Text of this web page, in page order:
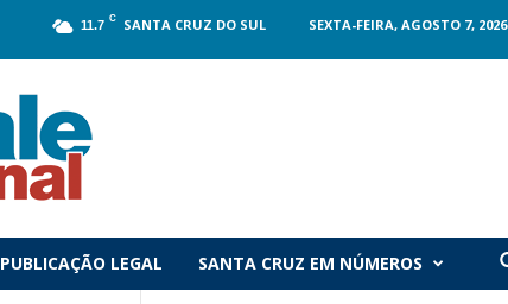
11.7 C SANTA CRUZ DO SUL SEXTA-FEIRA, AGOSTO 7, 2026
PUBLICAÇÃO LEGAL SANTA CRUZ EM NÚMEROS